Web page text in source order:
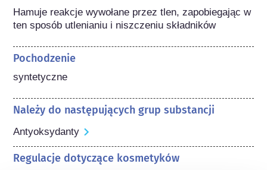
Hamuje reakcje wywołane przez tlen, zapobiegając w
ten sposób utlenianiu i niszczeniu składników
Pochodzenie
syntetyczne
Należy do następujących grup substancji
Antyoksydanty
Regulacje dotyczące kosmetyków